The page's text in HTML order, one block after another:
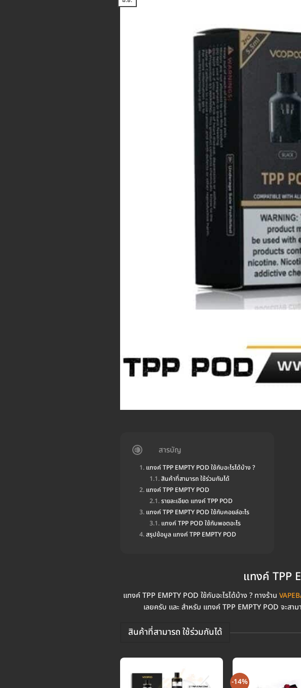
สารบัญ
แทงค์ TPP EMPTY POD ใช้กับอะไรได้บ้าง ?
สินค้าที่สามารถ ใช้ร่วมกันได้
แทงค์ TPP EMPTY POD
รายละเอียด แทงค์ TPP POD
แทงค์ TPP EMPTY POD ใช้กับคอยล์อะไร
แทงค์ TPP POD ใช้กับพอตอะไร
สรุปข้อมูล แทงค์ TPP EMPTY POD
แทงค์ TPP
แทงค์ TPP EMPTY POD ใช้กับอะไรได้บ้าง ? ทางร้าน
เลยครับ และ สำหรับ แทงค์ TPP EMPTY POD จะส
สินค้าที่สามารถ ใช้ร่วมกันได้
-14%